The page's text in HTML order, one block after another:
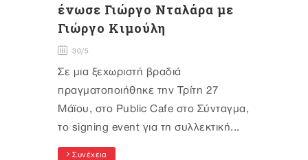
ένωσε Γιώργο Νταλάρα με
Γιώργο Κιμούλη
30/5
Σε μια ξεχωριστή βραδιά
πραγματοποιήθηκε την Τρίτη 27
Μάϊου, στο Public Cafe στο Σύνταγμα,
το signing event για τη συλλεκτική...
Συνέχεια